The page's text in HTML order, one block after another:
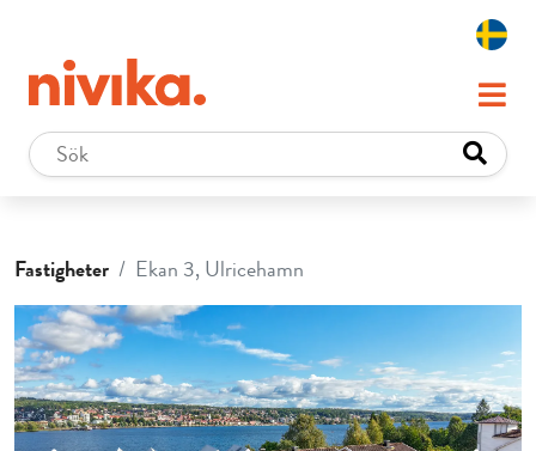
Fastigheter Ekan 3, Ulricehamn